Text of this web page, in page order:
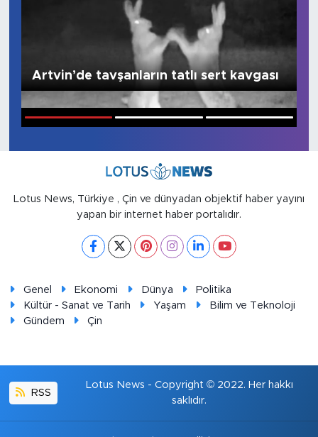
Artvin’de tavşanların tatlı sert kavgası
Lotus News, Türkiye , Çin ve dünyadan objektif haber yayını
yapan bir internet haber portalıdır.
Genel Ekonomi Dünya
Politika
Kültür - Sanat ve Tarih
Yaşam
Bilim ve Teknoloji
Gündem
Çin
RSS
Lotus News - Copyright © 2022. Her hakkı
saklıdır.
Bilim ve Teknoloji
Çin Fuarları
Sağlık
Foto Haber
Xinhua
Xinhua Türkiye